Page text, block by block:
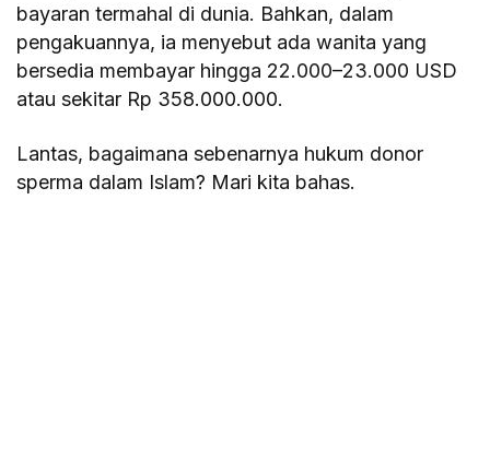
bayaran termahal di dunia. Bahkan, dalam
pengakuannya, ia menyebut ada wanita yang
bersedia membayar hingga 22.000–23.000 USD
atau sekitar Rp 358.000.000.
Lantas, bagaimana sebenarnya hukum donor
sperma dalam Islam? Mari kita bahas.